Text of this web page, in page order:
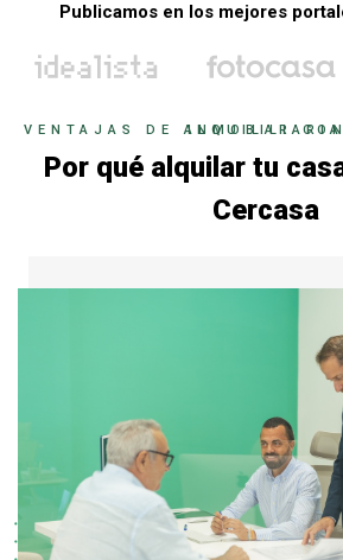
Publicamos en los mejores
VENTAJAS DE ALQUILAR CON UNA AGENCIA INMOBILIARIA
Por qué alquilar tu
Cercasa